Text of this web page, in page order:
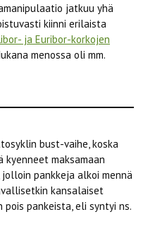
jatkuu yhä
kiinni erilaista
ja Euribor-korkojen
menossa oli mm.
bust-vaihe, koska
maksamaan
pankkeja alkoi mennä
kansalaiset
pankeista, eli syntyi ns.